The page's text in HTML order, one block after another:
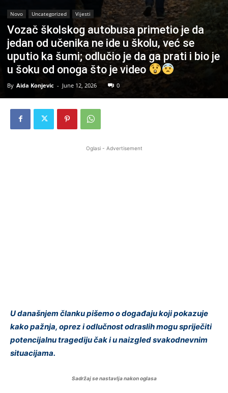
Novo Uncategorized Vijesti
Vozač školskog autobusa primetio je da
jedan od učenika ne ide u školu, već se
uputio ka šumi; odlučio je da ga prati i bio je
u šoku od onoga što je video
By Aida Konjevic - June 12, 2026 0
Oglasi - Advertisement
U današnjem članku pišemo o događaju koji pokazuje
kako pažnja, oprez i odlučnost odraslih mogu spriječiti
potencijalnu tragediju čak i u naizgled svakodnevnim
situacijama.
Sadržaj se nastavlja nakon oglasa